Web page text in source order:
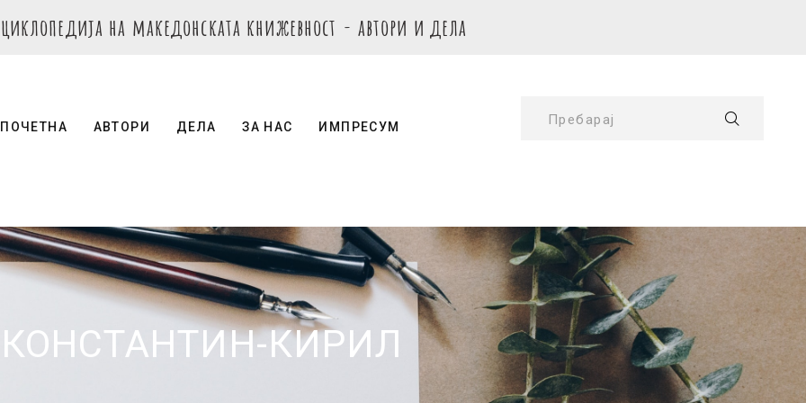
на македонската книжевност - автори и дела
ПОЧЕТНА АВТОРИ ДЕЛА ЗА НАС ИМПРЕСУМ Пребарај
КОНСТАНТИН-КИРИЛ